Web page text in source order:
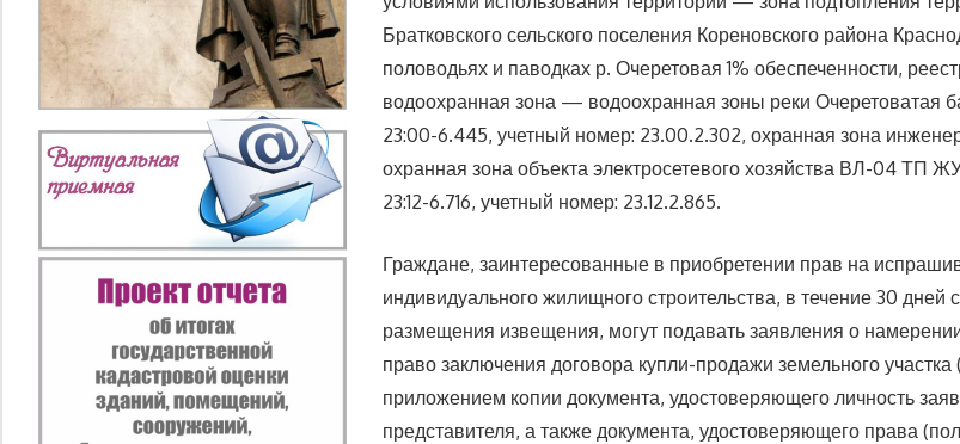
Братковского сельского поселения Кореновского района
половодьях и паводках р. Очеретовая 1% обеспеченности,
водоохранная зона — водоохранная зоны реки Очеретоватая
23:00-6.445, учетный номер: 23.00.2.302, охранная зона
охранная зона объекта электросетевого хозяйства ВЛ-04 ТП
23:12-6.716, учетный номер: 23.12.2.865.
Граждане, заинтересованные в приобретении прав на
индивидуального жилищного строительства, в течение 30 дней
размещения извещения, могут подавать заявления о
право заключения договора купли-продажи земельного
приложением копии документа, удостоверяющего личность
представителя, а также документа, удостоверяющего права